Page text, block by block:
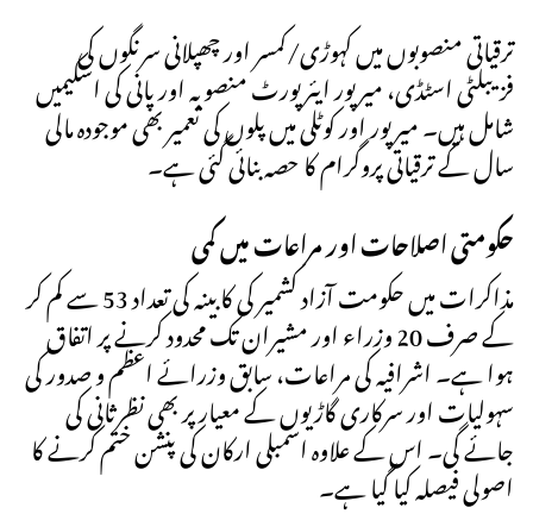
ترقیاتی منصوبوں میں کہوڑی/کمسر اور چھپلانی سرنگوں کی
فزیبلٹی اسٹڈی، میرپور ایئرپورٹ منصوبہ اور پانی کی اسکیمیں
شامل ہیں۔ میرپور اور کوٹلی میں پلوں کی تعمیر بھی موجودہ مالی
سال کے ترقیاتی پروگرام کا حصہ بنائی گئی ہے۔
حکومتی اصلاحات اور مراعات میں کمی
مذاکرات میں حکومت آزاد کشمیر کی کابینہ کی تعداد 53 سے کم کر
کے صرف 20 وزراء اور مشیران تک محدود کرنے پر اتفاق
ہوا ہے۔ اشرافیہ کی مراعات، سابق وزرائے اعظم و صدور کی
سہولیات اور سرکاری گاڑیوں کے معیار پر بھی نظرثانی کی
جائے گی۔ اس کے علاوہ اسمبلی ارکان کی پنشن ختم کرنے کا
اصولی فیصلہ کیا گیا ہے۔